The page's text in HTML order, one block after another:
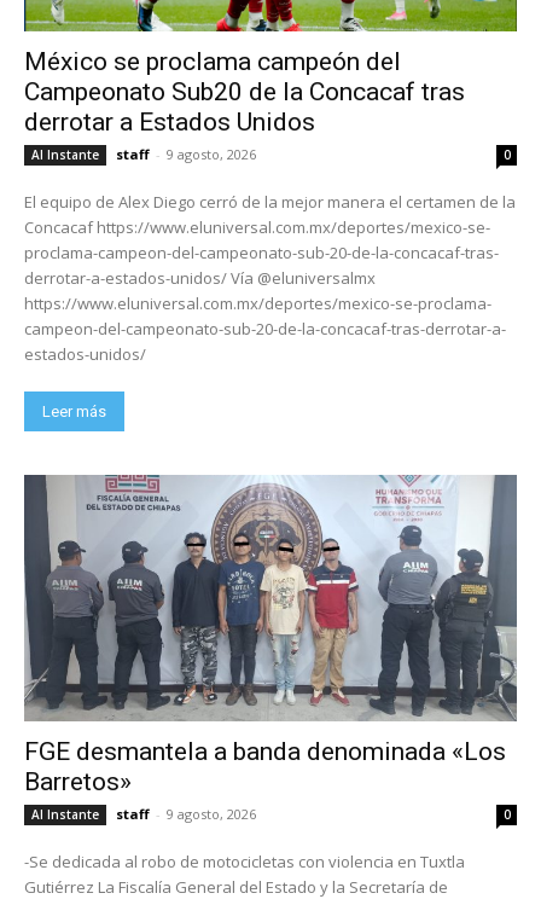
México se proclama campeón del
Campeonato Sub20 de la Concacaf tras
derrotar a Estados Unidos
Al Instante staff - 9 agosto, 2026 0
El equipo de Alex Diego cerró de la mejor manera el certamen de la
Concacaf https://www.eluniversal.com.mx/deportes/mexico-se-
proclama-campeon-del-campeonato-sub-20-de-la-concacaf-tras-
derrotar-a-estados-unidos/ Vía @eluniversalmx
https://www.eluniversal.com.mx/deportes/mexico-se-proclama-
campeon-del-campeonato-sub-20-de-la-concacaf-tras-derrotar-a-
estados-unidos/
Leer más
FGE desmantela a banda denominada «Los
Barretos»
Al Instante staff - 9 agosto, 2026 0
-Se dedicada al robo de motocicletas con violencia en Tuxtla
Gutiérrez La Fiscalía General del Estado y la Secretaría de